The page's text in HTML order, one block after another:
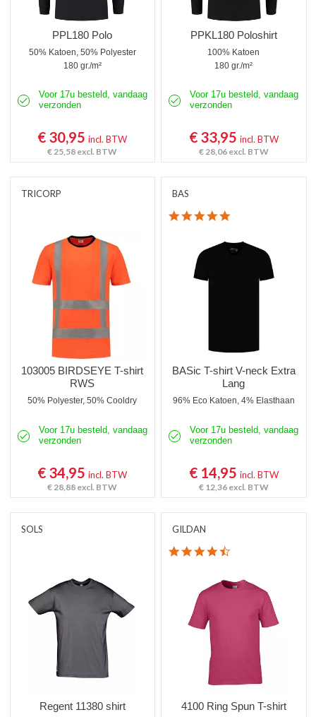
PPL180 Polo
50% Katoen, 50% Polyester
180 gr./m²
Voor 17u besteld, vandaag
verzonden
€ 30,95incl. BTW
€ 25,58 excl. BTW
PPKL180 Poloshirt
100% Katoen
180 gr./m²
Voor 17u besteld, vandaag
verzonden
€ 33,95 incl. BTW
€ 28,06 excl. BTW
TRICORP
103005 BIRDSEYE T-shirt
RWS
50% Polyester, 50% Cooldry
Voor 17u besteld, vandaag
verzonden
€ 34,95incl. BTW
€ 28,88 excl. BTW
BAS
4.8 star rating
BASic T-shirt V-neck Extra
Lang
96% Eco Katoen, 4% Elasthaan
Voor 17u besteld, vandaag
verzonden
€ 14,95 incl. BTW
€ 12,36 excl. BTW
SOLS
Regent 11380 shirt
GILDAN
4100 Ring Spun T-shirt